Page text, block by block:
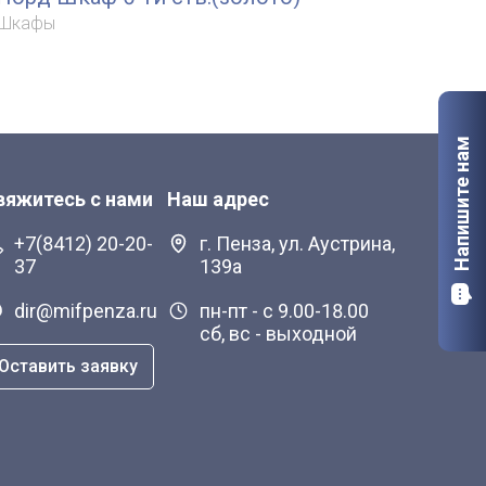
с нами
+7(8412) 20-20-
37
dir@mifpenza.ru
Оставить заявку
Наш адрес
г. Пенза, ул. Аустрина,
139а
пн-пт - с 9.00-18.00
сб, вс - выходной
Напишите нам